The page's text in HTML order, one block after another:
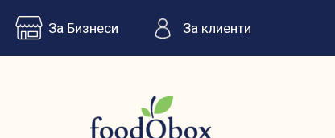
За Бизнеси За клиенти